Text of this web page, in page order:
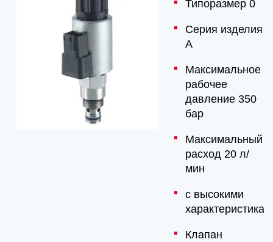
Типоразмер 0
Серия изделия
А
Максимальное
рабочее
давление 350
бар
Максимальный
расход 20 л/
мин
с высокими
Клапан